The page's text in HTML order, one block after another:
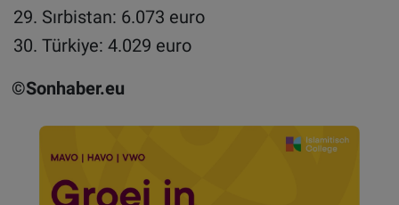
Sırbistan: 6.073 euro
Türkiye: 4.029 euro
©Sonhaber.eu